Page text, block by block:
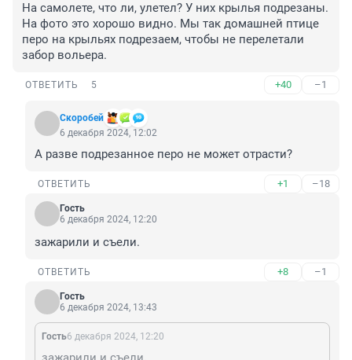
На самолете, что ли, улетел? У них крылья подрезаны.
На фото это хорошо видно. Мы так домашней птице
перо на крыльях подрезаем, чтобы не перелетали
забор вольера.
ОТВЕТИТЬ 5 +40 –1
Скоробей
6 декабря 2024, 12:02
А разве подрезанное перо не может отрасти?
ОТВЕТИТЬ +1 –18
Гость
6 декабря 2024, 12:20
зажарили и съели.
ОТВЕТИТЬ +8 –1
Гость
6 декабря 2024, 13:43
Гость6 декабря 2024, 12:20